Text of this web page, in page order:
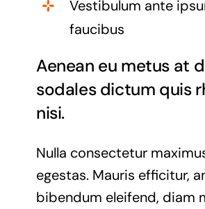
Vestibulum ante
faucibus
Aenean eu metus at
sodales dictum quis
nisi.
Nulla consectetur
egestas. Mauris efficitur,
bibendum eleifend, diam